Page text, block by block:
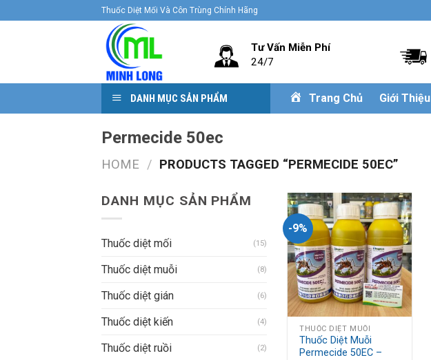
to
Thuốc Diệt Mối Và Côn Trùng Chính Hãng
Tư Vấn Miễn Phí
24/7
DANH MỤC SẢN PHẨM Trang Chủ Giới Thiệu
Permecide 50ec
HOME / PRODUCTS TAGGED “PERMECIDE 50EC”
DANH MỤC SẢN PHẨM
Thuốc diệt mối (15)
Thuốc diệt muỗi (8)
Thuốc diệt gián (6)
Thuốc diệt kiến (4)
Thuốc diệt ruồi (2)
-9%
THUỐC DIỆT MUỖI
Thuốc Diệt Muỗi
Permecide 50EC –